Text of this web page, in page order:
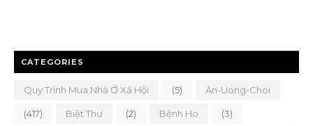
CATEGORIES
Quy Trình Mua Nhà Ở Xã Hội (5) An-Uong-Choi
(417) Biệt Thự (2) Bệnh Ho (3)